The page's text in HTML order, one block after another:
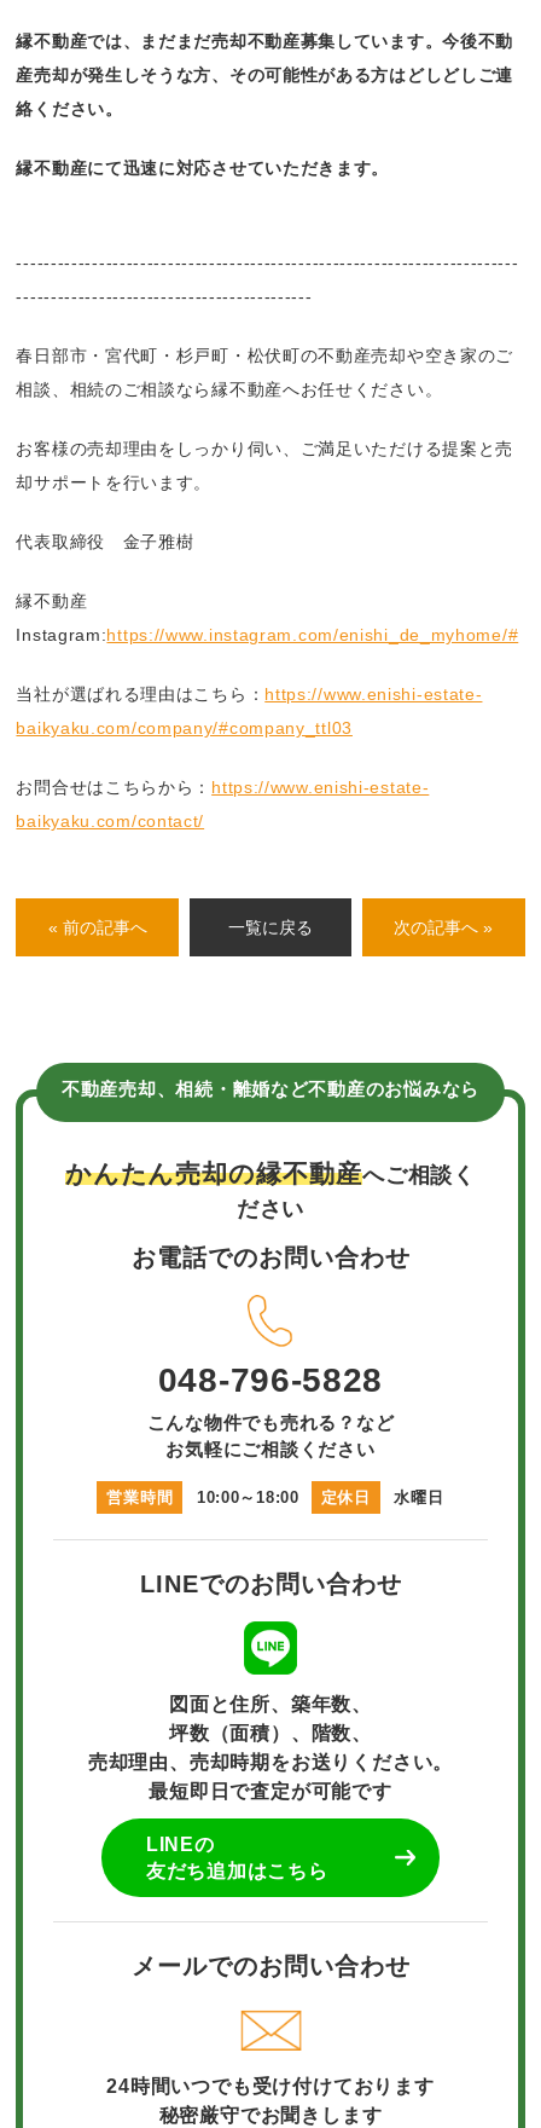
縁不動産では、まだまだ売却不動産募集しています。今後不動
産売却が発生しそうな方、その可能性がある方はどしどしご連
絡ください。
縁不動産にて迅速に対応させていただきます。
-------------------------------------------------------------------------
-------------------------------------------
春日部市・宮代町・杉戸町・松伏町の不動産売却や空き家のご
相談、相続のご相談なら縁不動産へお任せください。
お客様の売却理由をしっかり伺い、ご満足いただける提案と売
却サポートを行います。
代表取締役 金子雅樹
縁不動産
Instagram:https://www.instagram.com/enishi_de_myhome/#
当社が選ばれる理由はこちら： https://www.enishi-estate-
baikyaku.com/company/#company_ttl03
お問合せはこちらから： https://www.enishi-estate-
baikyaku.com/contact/
« 前の記事へ 一覧に戻る 次の記事へ »
不動産売却、相続・離婚など不動産のお悩みなら
かんたん売却の縁不動産へご相談く
ださい
お電話でのお問い合わせ
048-796-5828
こんな物件でも売れる？など
お気軽にご相談ください
営業時間 10:00～18:00 定休日 水曜日
LINEでのお問い合わせ
図面と住所、築年数、
坪数（面積）、階数、
売却理由、売却時期をお送りください。
最短即日で査定が可能です
LINEの
友だち追加はこちら
メールでのお問い合わせ
24時間いつでも受け付けております
秘密厳守でお聞きします